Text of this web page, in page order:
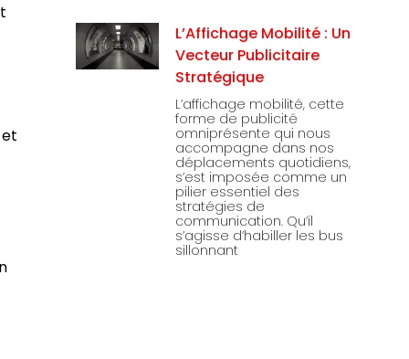
L’Affichage Mobilité : Un
Vecteur Publicitaire
Stratégique
L’affichage mobilité, cette
forme de publicité
omniprésente qui nous
accompagne dans nos
déplacements quotidiens,
s’est imposée comme un
pilier essentiel des
stratégies de
communication. Qu’il
s’agisse d’habiller les bus
sillonnant